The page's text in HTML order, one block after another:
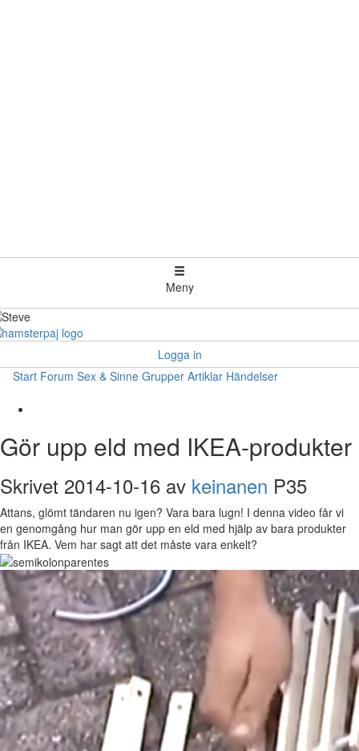
Meny
Logga in
Start Forum Sex & Sinne Grupper Artiklar Händelser
Gör upp eld med IKEA-produkter
Skrivet 2014-10-16 av keinanen P35
Attans, glömt tändaren nu igen? Vara bara lugn! I denna video får vi
en genomgång hur man gör upp en eld med hjälp av bara produkter
från IKEA. Vem har sagt att det måste vara enkelt?